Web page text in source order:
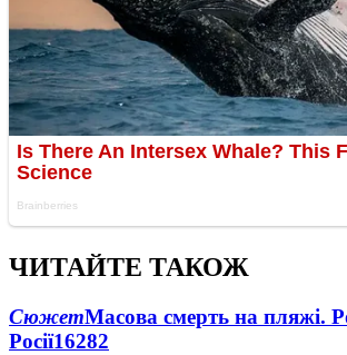
ЧИТАЙТЕ ТАКОЖ
СюжетМасова смерть на пляжі.
Росії16282